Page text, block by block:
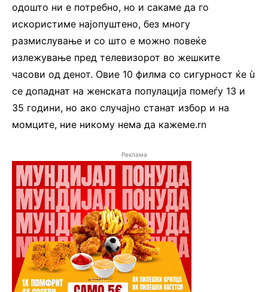
одошто ни е потребно, но и сакаме да го
искористиме најопуштено, без многу
размислување и со што е можно повеќе
излежување пред телевизорот во жешките
часови од денот. Овие 10 филма со сигурност ќе ù
се допаднат на женската популација помеѓу 13 и
35 години, но ако случајно станат избор и на
момците, ние никому нема да кажеме.rn
Реклама